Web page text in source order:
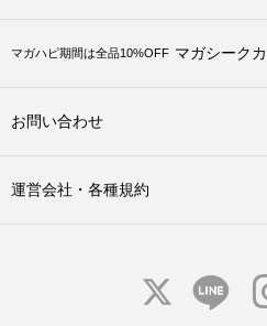
マガハピ期間は全品10%OFF マガシーク
お問い合わせ
運営会社・各種規約